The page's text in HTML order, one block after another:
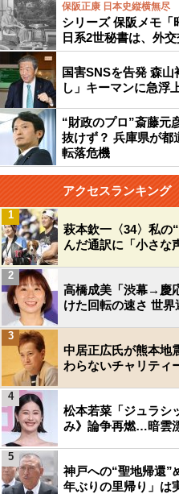
保阪正康 日本史縦横無尽
シリーズ 保阪メモ「
日系2世秘書は、外
国害SNSを告発 森
し」キーマンに急浮
“財政のプロ”斎藤元
抜けず？ 兵庫県が都
転落危機
アクセスランキング
萩本欽一〈34〉私
んだ通訳に「小さな
1
高橋成美「渋幕→慶
けた回転の速さ 世
2
中居正広氏が熊本地
わらないチャリティ
3
松本若菜「ジュラシ
み》論争再燃…暗雲
4
神戸への“聖地帰還
年ぶりの里帰り」は
5